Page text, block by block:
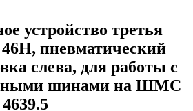
устройство третья
пневматический
слева, для работы с
шинами на ШМС